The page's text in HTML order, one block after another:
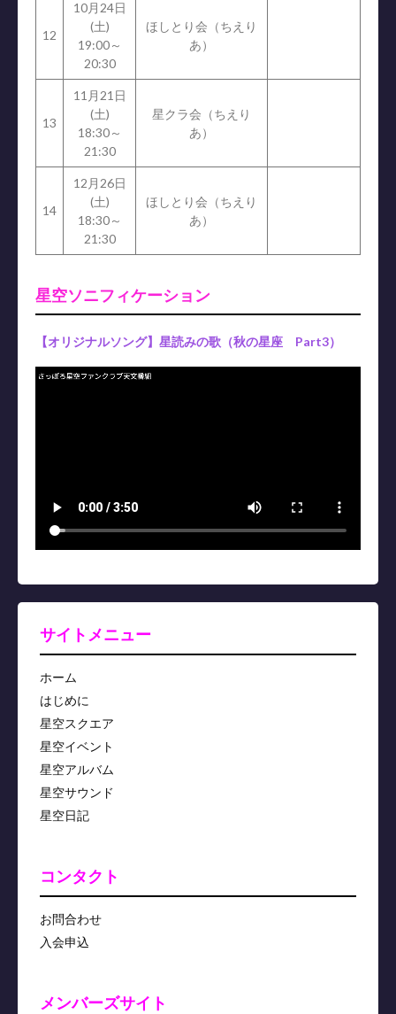
12
10月24日
(土)
19:00～
20:30
ほしとり会（ちえり
あ）
13
11月21日
(土)
18:30～
21:30
星クラ会（ちえり
あ）
14
12月26日
(土)
18:30～
21:30
ほしとり会（ちえり
あ）
星空ソニフィケーション
【オリジナルソング】星読みの歌（秋の星座 Part3）
サイトメニュー
ホーム
はじめに
星空スクエア
星空イベント
星空アルバム
星空サウンド
星空日記
コンタクト
お問合わせ
入会申込
メンバーズサイト